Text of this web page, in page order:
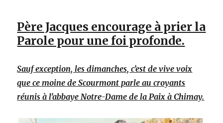
Père Jacques encourage à prier la
Parole pour une foi profonde.
Sauf exception, les dimanches, c’est de vive voix
que ce moine de Scourmont parle au croyants
réunis à l’abbaye Notre-Dame de la Paix à Chimay.